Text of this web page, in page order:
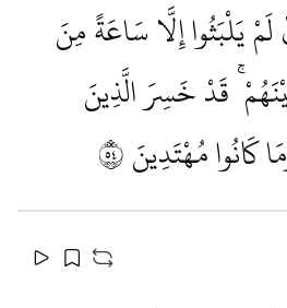
يَلْبَثُوا إِلَّا سَاعَةً مِنَ
قَدْ خَسِرَ الَّذِينَ
كَانُوا مُهْتَدِينَ٤٥